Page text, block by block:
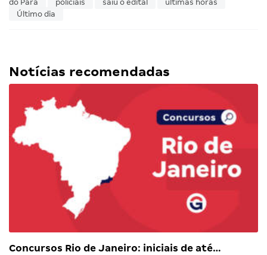
do Pará policiais saiu o edital
últimas horas
Último dia
Notícias recomendadas
Concursos Rio de Janeiro: iniciais de até…